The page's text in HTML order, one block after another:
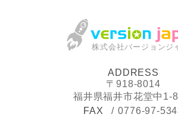
株式会社バージョンジ
ADDRESS
〒918-8014
福井県福井市花堂中1-
FAX
0776-97-